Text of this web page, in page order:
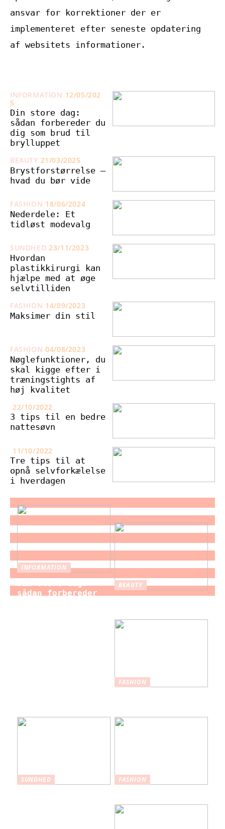
ansvar for korrektioner der er
implementeret efter seneste opdatering
af websitets informationer.
INFORMATION 12/05/202
5
Din store dag:
sådan forbereder du
dig som brud til
brylluppet
BEAUTY 21/03/2025
Brystforstørrelse –
hvad du bør vide
FASHION 18/06/2024
Nederdele: Et
tidløst modevalg
SUNDHED 23/11/2023
Hvordan
plastikkirurgi kan
hjælpe med at øge
selvtilliden
FASHION 14/09/2023
Maksimer din stil
FASHION 04/08/2023
Nøglefunktioner, du
skal kigge efter i
træningstights af
høj kvalitet
22/10/2022
3 tips til en bedre
nattesøvn
11/10/2022
Tre tips til at
opnå selvforkælelse
i hverdagen
INFORMATION
Din store dag:
sådan forbereder
BEAUTY
FASHION
SUNDHED FASHION